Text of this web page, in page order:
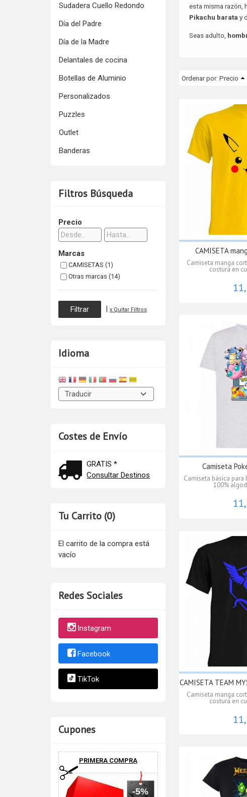
Sudadera Cuello Redondo
Día del Padre
Día de la Madre
Delantales de cocina
Botellas de Aluminio
Personalizados
Puzzles
Outlet
Banderas
Filtros Búsqueda
Precio
Marcas
CAMISETAS (1)
Otras marcas (14)
| x Quitar Filtros
Idioma
Costes de Envío
GRATIS *
Consultar Destinos
Tu Carrito (0)
El carrito de la compra está
vacío
Redes Sociales
Instagram
Facebook
TikTok
Cupones
PRIMERA COMPRA
-5%
esta misma razón,
Pikachu barata y
Seas adulto,
Ordenar por: Precio
CAMISETA
Camiseta manga
costura en
Camiseta
Camiseta básica
100%
CAMISETA TEAM
Camiseta manga
costura en